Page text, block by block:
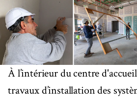
À l’intérieur du centre
travaux d’installation des